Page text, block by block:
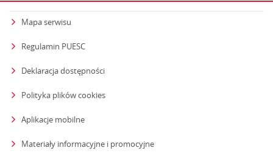
Mapa serwisu
Regulamin PUESC
Deklaracja dostępności
Polityka plików cookies
Aplikacje mobilne
Materiały informacyjne i promocyjne